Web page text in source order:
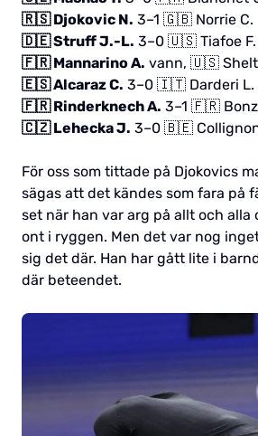
🇷🇸 Djokovic N. 3–1 🇬🇧 Norrie C.
🇩🇪 Struff J.-L. 3–0 🇺🇸 Tiafoe F.
🇫🇷 Mannarino A. vann, 🇺🇸
🇪🇸 Alcaraz C. 3–0 🇮🇹 Darderi L.
🇫🇷 Rinderknech A. 3–1 🇫🇷
🇨🇿 Lehecka J. 3–0 🇧🇪
För oss som tittade på Djokovics
sägas att det kändes som fara på
set när han var arg på allt och alla
ont i ryggen. Men det var nog
sig det där. Han har gått lite i
där beteendet.